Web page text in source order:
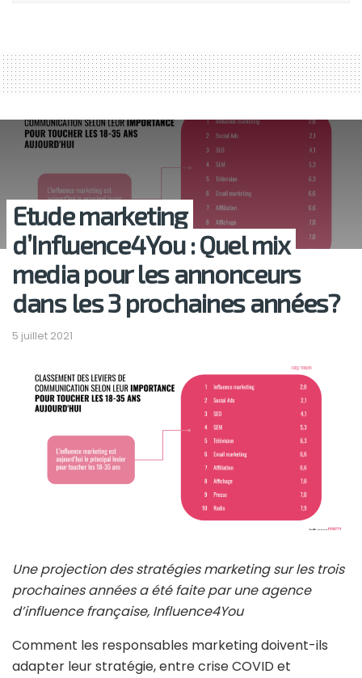
Etude marketing
d’Influence4You : Quel mix
media pour les annonceurs
dans les 3 prochaines années?
5 juillet 2021
Une projection des stratégies marketing sur les trois
prochaines années a été faite par une agence
d’influence française, Influence4You
Comment les responsables marketing doivent-ils
adapter leur stratégie, entre crise COVID et